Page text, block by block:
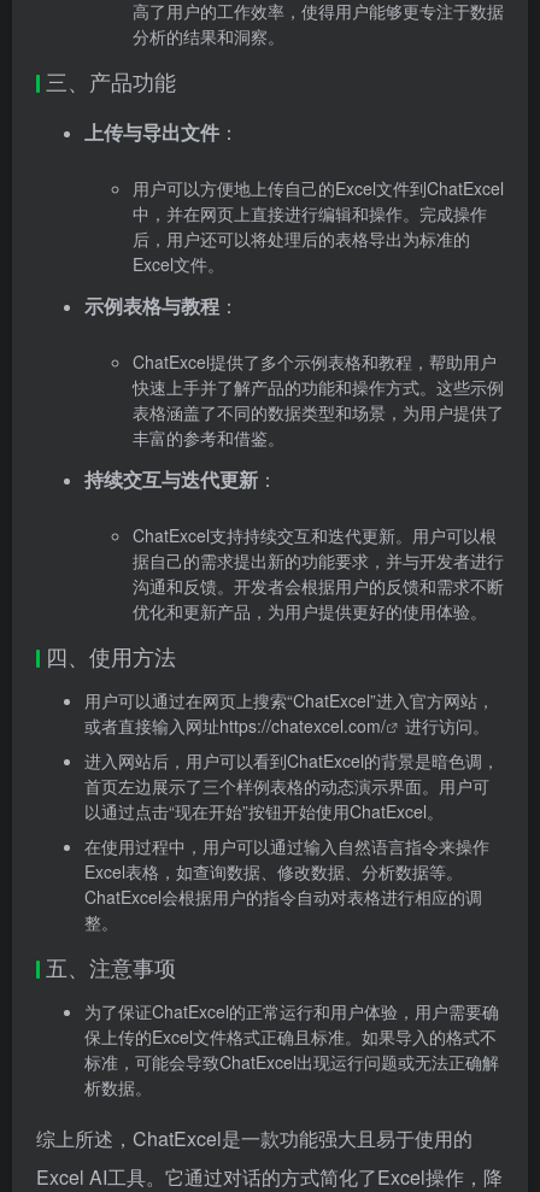
高了用户的工作效率，使得用户能够更专注于数据
分析的结果和洞察。
三、产品功能
上传与导出文件 ：
用户可以方便地上传自己的Excel文件到ChatExcel
中，并在网页上直接进行编辑和操作。完成操作
后，用户还可以将处理后的表格导出为标准的
Excel文件。
示例表格与教程 ：
ChatExcel提供了多个示例表格和教程，帮助用户
快速上手并了解产品的功能和操作方式。这些示例
表格涵盖了不同的数据类型和场景，为用户提供了
丰富的参考和借鉴。
持续交互与迭代更新 ：
ChatExcel支持持续交互和迭代更新。用户可以根
据自己的需求提出新的功能要求，并与开发者进行
沟通和反馈。开发者会根据用户的反馈和需求不断
优化和更新产品，为用户提供更好的使用体验。
四、使用方法
用户可以通过在网页上搜索“ChatExcel”进入官方网站，
或者直接输入网址https://chatexcel.com/
进行访问。
进入网站后，用户可以看到ChatExcel的背景是暗色调，
首页左边展示了三个样例表格的动态演示界面。用户可
以通过点击“现在开始”按钮开始使用ChatExcel。
在使用过程中，用户可以通过输入自然语言指令来操作
Excel表格，如查询数据、修改数据、分析数据等。
ChatExcel会根据用户的指令自动对表格进行相应的调
整。
五、注意事项
为了保证ChatExcel的正常运行和用户体验，用户需要确
保上传的Excel文件格式正确且标准。如果导入的格式不
标准，可能会导致ChatExcel出现运行问题或无法正确解
析数据。
综上所述，ChatExcel是一款功能强大且易于使用的
Excel AI工具。它通过对话的方式简化了Excel操作，降